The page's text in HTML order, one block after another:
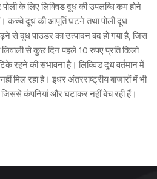
के लिए लिक्विड दूध की उपलब्धि कम होने
कच्चे दूध की आपूर्ति घटने तथा पोली दूध
से दूध पाउडर का उत्पादन बंद हो गया है, जिस
से कुछ दिन पहले 10 रुपए प्रति किलो
रहने की संभावना है। लिक्विड दूध वर्तमान में
मिल रहा है। इधर अंतरराष्ट्रीय बाजारों में भी
कंपनियां और घटाकर नहीं बेच रही हैं।